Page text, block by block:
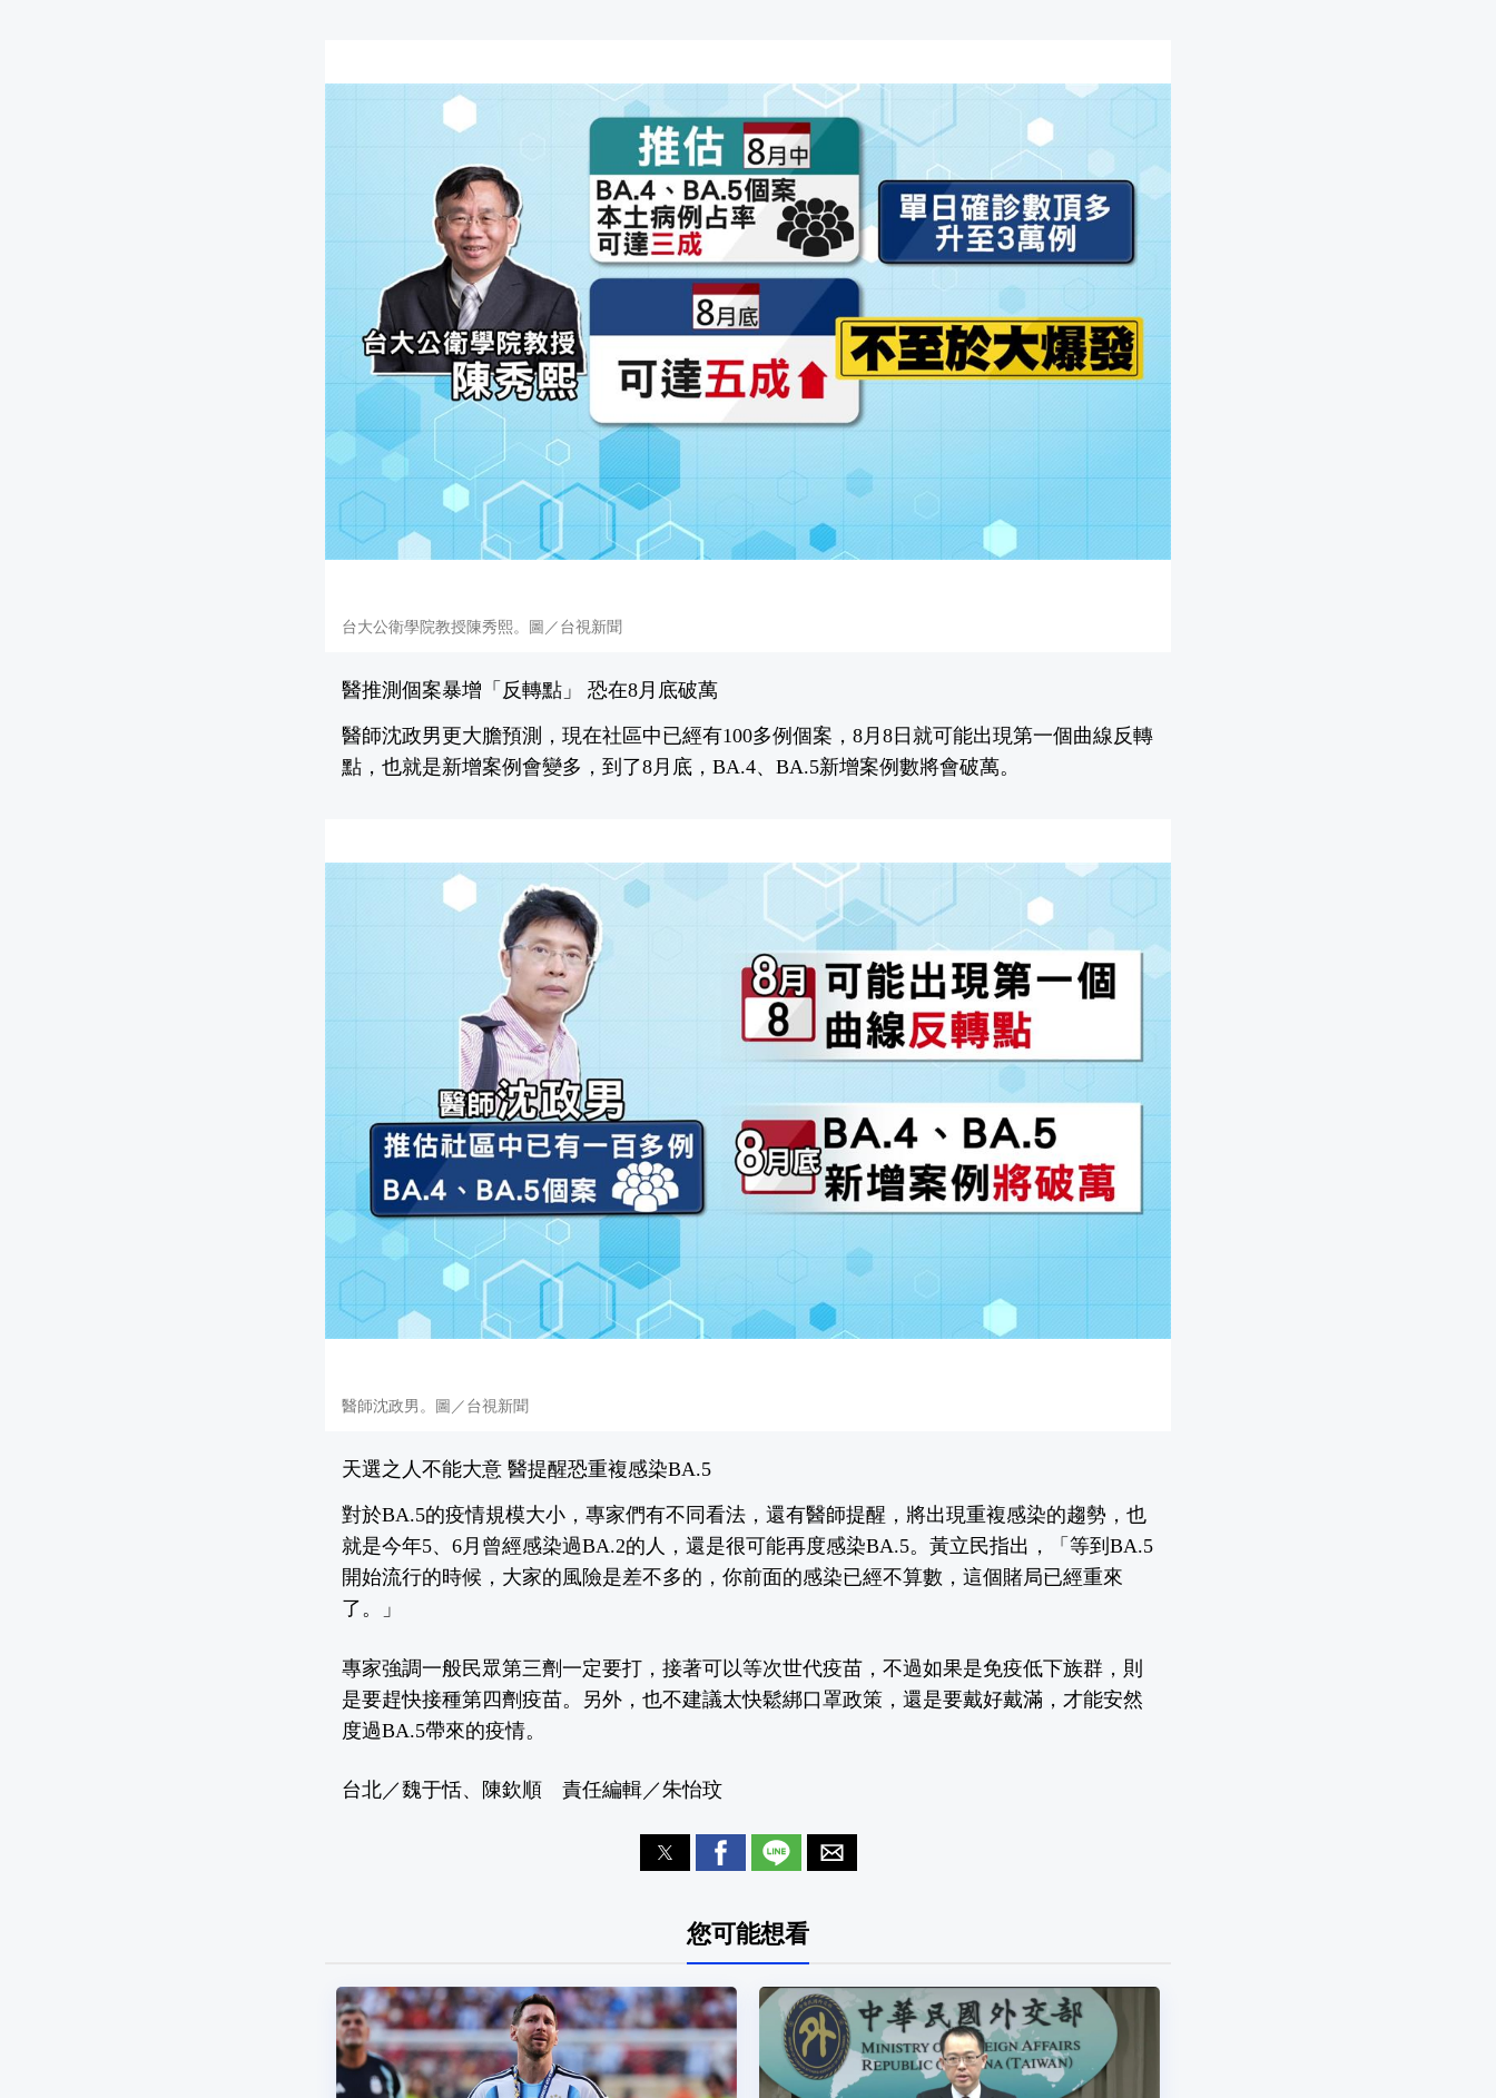
台大公衛學院教授陳秀熙。圖／台視新聞
醫推測個案暴增「反轉點」 恐在8月底破萬
醫師沈政男更大膽預測，現在社區中已經有100多例個案，8月8日就可能出現第一個曲線反轉
點，也就是新增案例會變多，到了8月底，BA.4、BA.5新增案例數將會破萬。
醫師沈政男。圖／台視新聞
天選之人不能大意 醫提醒恐重複感染BA.5
對於BA.5的疫情規模大小，專家們有不同看法，還有醫師提醒，將出現重複感染的趨勢，也
就是今年5、6月曾經感染過BA.2的人，還是很可能再度感染BA.5。黃立民指出，「等到BA.5
開始流行的時候，大家的風險是差不多的，你前面的感染已經不算數，這個賭局已經重來
了。」
專家強調一般民眾第三劑一定要打，接著可以等次世代疫苗，不過如果是免疫低下族群，則
是要趕快接種第四劑疫苗。另外，也不建議太快鬆綁口罩政策，還是要戴好戴滿，才能安然
度過BA.5帶來的疫情。
台北／魏于恬、陳欽順 責任編輯／朱怡玟
您可能想看